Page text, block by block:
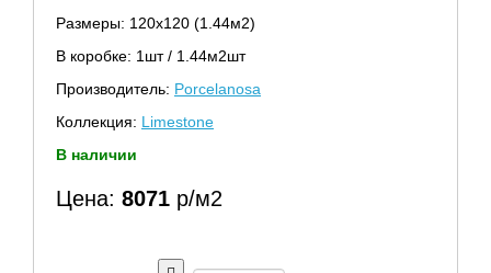
Размеры: 120х120 (1.44м2)
В коробке: 1шт / 1.44м2шт
Производитель: Porcelanosa
Коллекция: Limestone
В наличии
Цена: 8071 р/м2